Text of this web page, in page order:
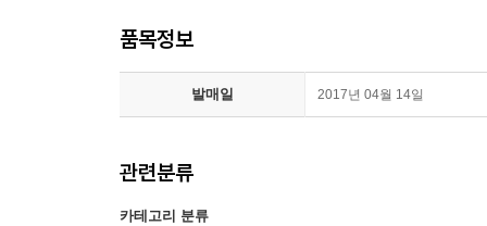
품목정보
발매일 2017년 04월 14일
관련분류
카테고리 분류